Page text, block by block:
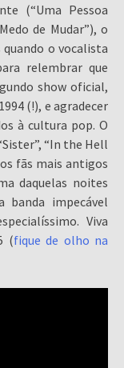
(“Uma Pessoa
de Mudar”), o
o vocalista
relembrar que
show oficial,
(!), e agradecer
à cultura pop. O
“In the Hell
fãs mais antigos
daquelas noites
impecável
Viva
(fique de olho na